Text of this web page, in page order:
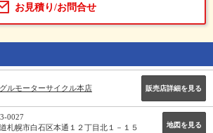
お見積り/お問合せ
ルモーターサイクル本店
販売店詳細を見る
地図を見る
0027
札幌市白石区本通１２丁目北１－１５